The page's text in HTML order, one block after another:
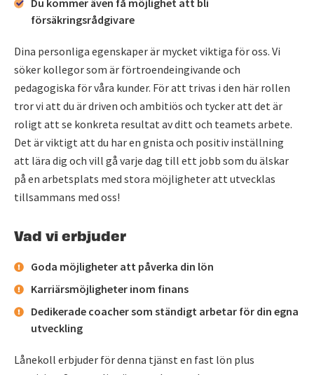
Du kommer även få möjlighet att bli
försäkringsrådgivare
Dina personliga egenskaper är mycket viktiga för oss. Vi
söker kollegor som är förtroendeingivande och
pedagogiska för våra kunder. För att trivas i den här rollen
tror vi att du är driven och ambitiös och tycker att det är
roligt att se konkreta resultat av ditt och teamets arbete.
Det är viktigt att du har en gnista och positiv inställning
att lära dig och vill gå varje dag till ett jobb som du älskar
på en arbetsplats med stora möjligheter att utvecklas
tillsammans med oss!
Vad vi erbjuder
Goda möjligheter att påverka din lön
Karriärsmöjligheter inom finans
Dedikerade coacher som ständigt arbetar för din egna
utveckling
Lånekoll erbjuder för denna tjänst en fast lön plus